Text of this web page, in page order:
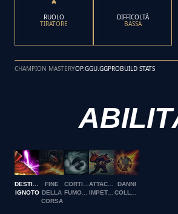
RUOLO
TIRATORE
DIFFICOLTÀ
BASSA
CHAMPION MASTERYOP.GGU.GGPROBUILD STATS
DESTINO
IGNOTO
FINE
DELLA
CORSA
CORTINAATTACCO DANNI